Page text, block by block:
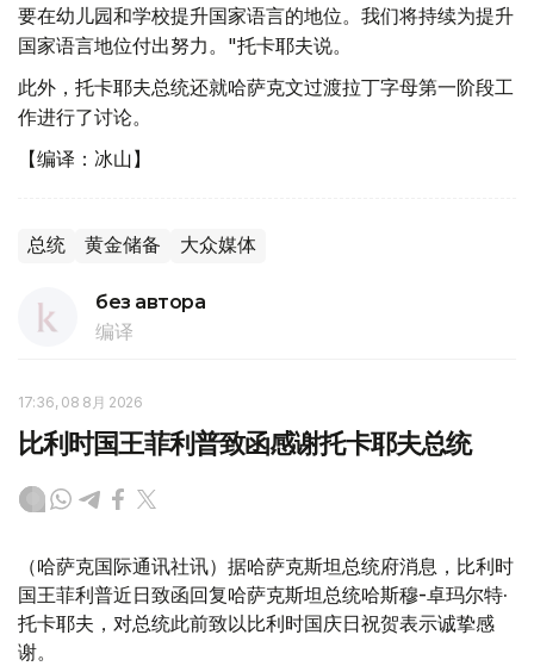
要在幼儿园和学校提升国家语言的地位。我们将持续为提升
国家语言地位付出努力。"托卡耶夫说。
此外，托卡耶夫总统还就哈萨克文过渡拉丁字母第一阶段工
作进行了讨论。
【编译：冰山】
总统 黄金储备 大众媒体
без автора
编译
17:36, 08 8月 2026
比利时国王菲利普致函感谢托卡耶夫总统
（哈萨克国际通讯社讯）据哈萨克斯坦总统府消息，比利时
国王菲利普近日致函回复哈萨克斯坦总统哈斯穆-卓玛尔特·
托卡耶夫，对总统此前致以比利时国庆日祝贺表示诚挚感
谢。